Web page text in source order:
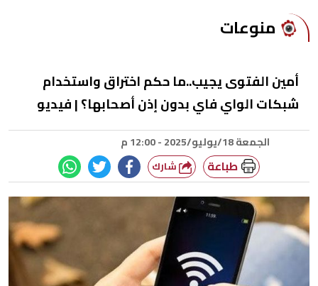
منوعات
أمين الفتوى يجيب..ما حكم اختراق واستخدام
شبكات الواي فاي بدون إذن أصحابها؟ | فيديو
الجمعة 18/يوليو/2025 - 12:00 م
طباعة